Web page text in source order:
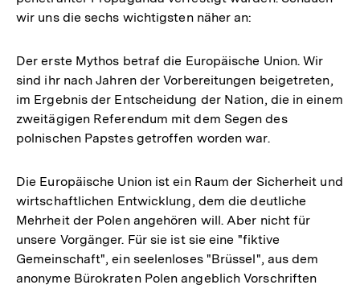
wir uns die sechs wichtigsten näher an:
Der erste Mythos betraf die Europäische Union. Wir
sind ihr nach Jahren der Vorbereitungen beigetreten,
im Ergebnis der Entscheidung der Nation, die in einem
zweitägigen Referendum mit dem Segen des
polnischen Papstes getroffen worden war.
Die Europäische Union ist ein Raum der Sicherheit und
wirtschaftlichen Entwicklung, dem die deutliche
Mehrheit der Polen angehören will. Aber nicht für
unsere Vorgänger. Für sie ist sie eine "fiktive
Gemeinschaft", ein seelenloses "Brüssel", aus dem
anonyme Bürokraten Polen angeblich Vorschriften